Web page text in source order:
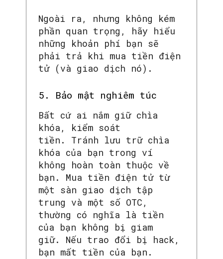
Ngoài ra, nhưng không kém
phần quan trọng, hãy hiểu
những khoản phí bạn sẽ
phải trả khi mua tiền điện
tử (và giao dịch nó).
5. Bảo mật nghiêm túc
Bất cứ ai nắm giữ chìa
khóa, kiểm soát
tiền. Tránh lưu trữ chìa
khóa của bạn trong ví
không hoàn toàn thuộc về
bạn. Mua tiền điện tử từ
một sàn giao dịch tập
trung và một số OTC,
thường có nghĩa là tiền
của bạn không bị giam
giữ. Nếu trao đổi bị hack,
bạn mất tiền của bạn.